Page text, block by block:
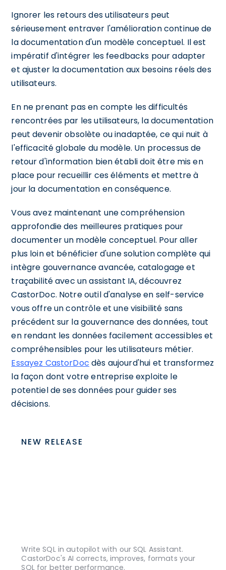
Ignorer les retours des utilisateurs peut
sérieusement entraver l'amélioration continue de
la documentation d'un modèle conceptuel. Il est
impératif d'intégrer les feedbacks pour adapter
et ajuster la documentation aux besoins réels des
utilisateurs.
En ne prenant pas en compte les difficultés
rencontrées par les utilisateurs, la documentation
peut devenir obsolète ou inadaptée, ce qui nuit à
l'efficacité globale du modèle. Un processus de
retour d'information bien établi doit être mis en
place pour recueillir ces éléments et mettre à
jour la documentation en conséquence.
Vous avez maintenant une compréhension
approfondie des meilleures pratiques pour
documenter un modèle conceptuel. Pour aller
plus loin et bénéficier d'une solution complète qui
intègre gouvernance avancée, catalogage et
traçabilité avec un assistant IA, découvrez
CastorDoc. Notre outil d'analyse en self-service
vous offre un contrôle et une visibilité sans
précédent sur la gouvernance des données, tout
en rendant les données facilement accessibles et
compréhensibles pour les utilisateurs métier.
Essayez CastorDoc dès aujourd'hui et transformez
la façon dont votre entreprise exploite le
potentiel de ses données pour guider ses
décisions.
NEW RELEASE
Write SQL in autopilot with our SQL Assistant.
CastorDoc's AI corrects, improves, formats your
SQL for better performance.